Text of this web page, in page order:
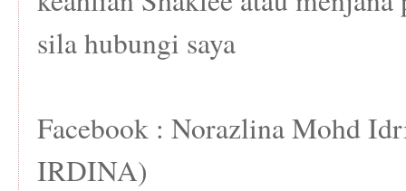
sila hubungi saya
Facebook : Norazlina Mohd
IRDINA)